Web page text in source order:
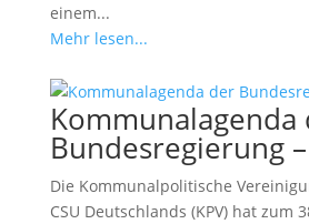
einem...
Mehr lesen...
Kommunalagenda
Bundesregierung –
Die Kommunalpolitische
CSU Deutschlands (KPV) hat zum